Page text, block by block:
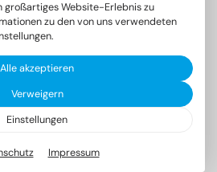
großartiges Website-Erlebnis zu
zu den von uns verwendeten
Alle akzeptieren
Verweigern
Einstellungen
Impressum